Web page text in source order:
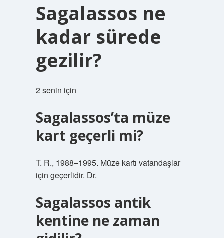
Sagalassos ne
kadar sürede
gezilir?
2 senin için
Sagalassos’ta müze
kart geçerli mi?
T. R., 1988–1995. Müze kartı vatandaşlar
için geçerlidir. Dr.
Sagalassos antik
kentine ne zaman